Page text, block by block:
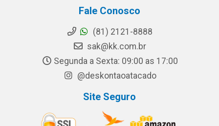
Fale Conosco
(81) 2121-8888
sak@kk.com.br
Segunda a Sexta: 09:00 as 17:00
@deskontaoatacado
Site Seguro